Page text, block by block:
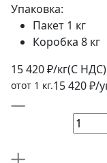
Упаковка:
Пакет 1 кг
Коробка 8 кг
15 420 ₽/кг(C НДС)
отот 1 кг.15 420 ₽/